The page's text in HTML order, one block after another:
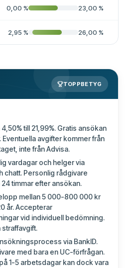
0,00 % 23,00 %
2,95 % 26,00 %
TOPPBETYG
till 21,99%. Gratis ansökan
Eventuella avgifter kommer från
inte från Advisa.
vardagar och helger via
chatt. Personlig rådgivare
timmar efter ansökan.
mellan 5 000-800 000 kr
år. Accepterar
vid individuell bedömning.
straffavgift.
via BankID.
med bara en UC-förfrågan.
1-5 arbetsdagar kan dock vara